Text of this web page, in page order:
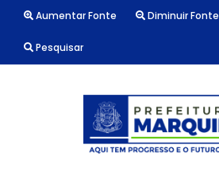
Aumentar Fonte Diminuir Fonte
Pesquisar